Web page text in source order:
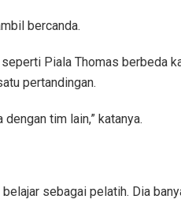
bercanda.
Piala Thomas berbeda
pertandingan.
tim lain,” katanya.
sebagai pelatih. Dia